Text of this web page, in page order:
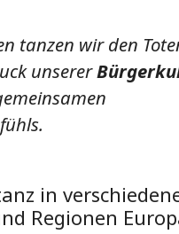
tanzen wir den
unserer
in
Regionen